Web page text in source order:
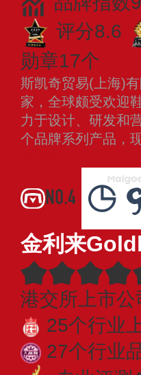
评分8.6
勋章17个
斯凯奇贸易(上海)
家，全球颇受欢迎
力于设计、研发和
个品牌系列产品，
NO.4
金利来
港交所上市公
25个行业
27个行业